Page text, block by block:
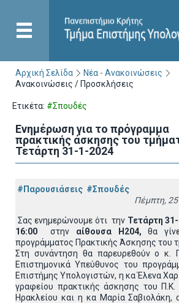
Αρχική Σελίδα
Νέα - Ανακοινώσεις
Ανακοινώσεις / Προσκλήσεις
Ετικέτα: #Σπουδές
Ενημέρωση για το πρόγραμμα
πρακτικής άσκησης του
Τετάρτη 31-1-2024
#Παρουσιάσεις #Σπουδές
Πέμπτη, 25
Σας ενημερώνουμε ότι την Τετάρτη
16:00στην αίθουσα Η204, θα
προγράμματος Πρακτικής Άσκησης του
Στη συνάντηση θα παρευρεθούν ο κ.
Επιστημονικά Υπεύθυνος του
Επιστήμης Υπολογιστών, η κα Έλενα
γραφείου πρακτικής άσκησης του Π.Κ.
Ηρακλείου και η κα Μαρία Σαβιολάκη,